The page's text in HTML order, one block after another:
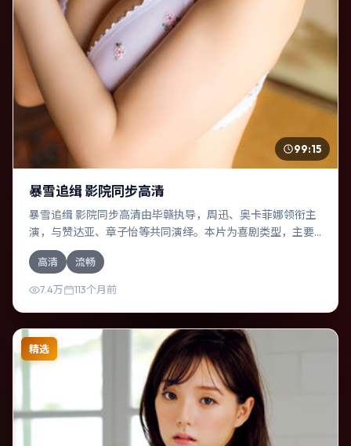
99:15
暴雪追缉 影院同步高清
暴雪追缉 影院同步高清由毕赣执导，周迅、奥卡菲娜领衔主
演，与赞达亚、章子怡等共同演绎。本片为喜剧类型，主要
班底与取景来自中国台湾。一次跨国行动在暴雨夜失控，信
任瞬间崩塌。影片整体气质冷峻，节奏紧凑，人物动机清
晰，适合喜欢强情节与细腻表演的观众。
高清 流畅
7.4万 113个月前
精选